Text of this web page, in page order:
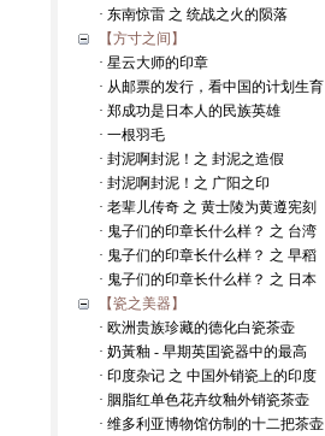
· 东南惊雷 之 统战之火的陨落
【方寸之间】
· 星云大师的印章
· 从邮票的发行，看中国的计划生育
· 郑成功是日本人的民族英雄
· 一根羽毛
· 封泥啊封泥！之 封泥之造假
· 封泥啊封泥！之 广阳之印
· 老辈儿传奇 之 黄士陵为黄遵宪刻
· 鬼子们的印章长什么样？ 之 台湾
· 鬼子们的印章长什么样？ 之 早稻
· 鬼子们的印章长什么样？ 之 日本
【瓷之美器】
· 欧洲贵族珍藏的德化白瓷茶壶
· 奶黃釉 - 早期英囯瓷器中的最高
· 印度杂记 之 中国外销瓷上的印度
· 胭脂红单色花卉纹釉外销瓷茶壶
· 维多利亚博物馆仿制的十二把茶壶